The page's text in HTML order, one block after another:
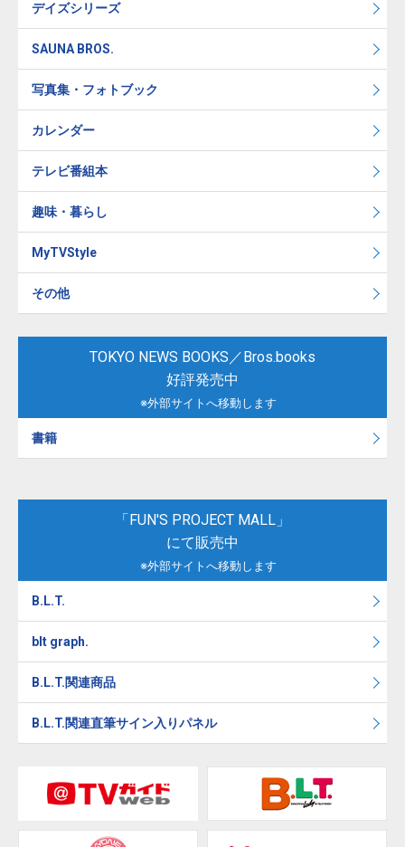
デイズシリーズ
SAUNA BROS.
写真集・フォトブック
カレンダー
テレビ番組本
趣味・暮らし
MyTVStyle
その他
TOKYO NEWS BOOKS／Bros.books
好評発売中
※外部サイトへ移動します
書籍
「FUN'S PROJECT MALL」
にて販売中
※外部サイトへ移動します
B.L.T.
blt graph.
B.L.T.関連商品
B.L.T.関連直筆サイン入りパネル